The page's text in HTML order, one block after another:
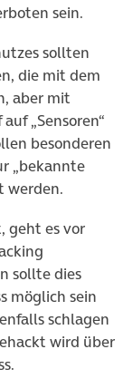
sein.
sollten
die mit dem
aber mit
„Sensoren“
besonderen
„bekannte
werden.
geht es vor
sollte dies
möglich sein
schlagen
wird über